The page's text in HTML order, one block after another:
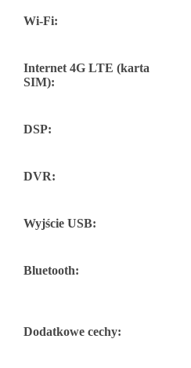
Wi-Fi:
Internet 4G LTE (karta
SIM):
DSP:
DVR:
Wyjście USB:
Bluetooth:
Dodatkowe cechy: